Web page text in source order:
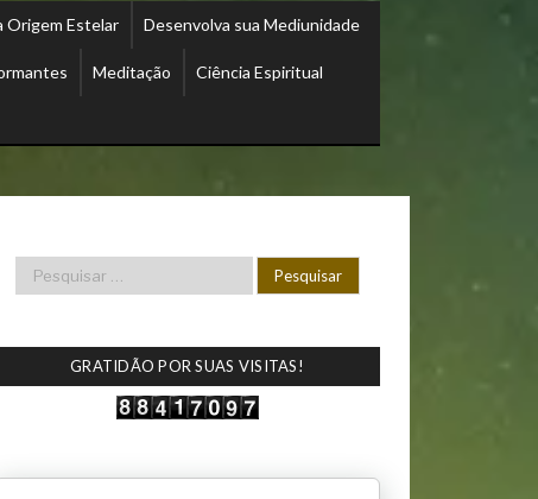
Origem Estelar Desenvolva sua Mediunidade
Meditação Ciência Espiritual
GRATIDÃO POR SUAS VISITAS!